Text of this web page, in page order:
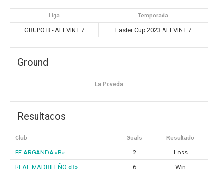
Liga Temporada
GRUPO B - ALEVIN F7 Easter Cup 2023 ALEVIN F7
Ground
La Poveda
Resultados
Club Goals Resultado
EF ARGANDA «B» 2
Loss
REAL MADRILEÑO «B»
6 Win